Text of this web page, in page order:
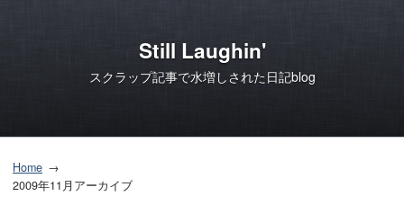
Still Laughin'
スクラップ記事で水増しされた日記blog
Home
2009年11月アーカイブ